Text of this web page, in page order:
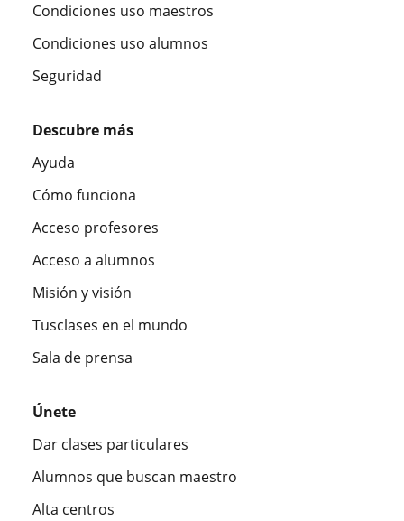
Condiciones uso maestros
Condiciones uso alumnos
Seguridad
Descubre más
Ayuda
Cómo funciona
Acceso profesores
Acceso a alumnos
Misión y visión
Tusclases en el mundo
Sala de prensa
Únete
Dar clases particulares
Alumnos que buscan maestro
Alta centros